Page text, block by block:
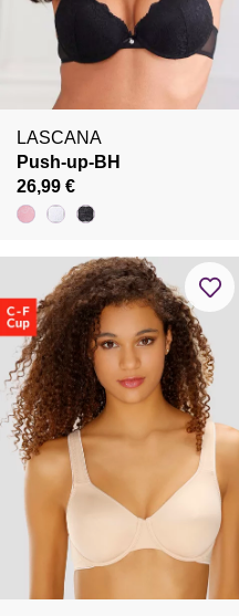
LASCANA
Push-up-BH
26,99 €